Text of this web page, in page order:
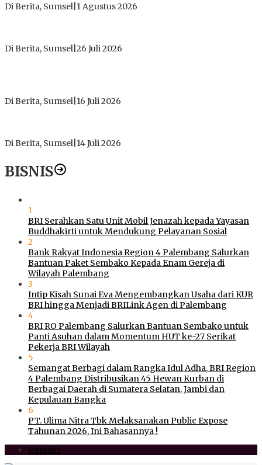
Di Berita, Sumsel 1 Agustus 2026
Di Berita, Sumsel 26 Juli 2026
Di Berita, Sumsel 16 Juli 2026
Di Berita, Sumsel 14 Juli 2026
BISNIS
1
BRI Serahkan Satu Unit Mobil Jenazah kepada Yayasan
Buddhakirti untuk Mendukung Pelayanan Sosial
2
Bank Rakyat Indonesia Region 4 Palembang Salurkan
Bantuan Paket Sembako Kepada Enam Gereja di
Wilayah Palembang
3
Intip Kisah Sunai Eva Mengembangkan Usaha dari KUR
BRI hingga Menjadi BRILink Agen di Palembang
4
BRI RO Palembang Salurkan Bantuan Sembako untuk
Panti Asuhan dalam Momentum HUT ke-27 Serikat
Pekerja BRI Wilayah
5
Semangat Berbagi dalam Rangka Idul Adha, BRI Region
4 Palembang Distribusikan 45 Hewan Kurban di
Berbagai Daerah di Sumatera Selatan, Jambi dan
Kepulauan Bangka
6
PT. Ulima Nitra Tbk Melaksanakan Public Expose
Tahunan 2026, Ini Bahasannya !
Populer